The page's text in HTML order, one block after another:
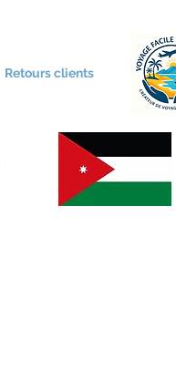
Retours clients